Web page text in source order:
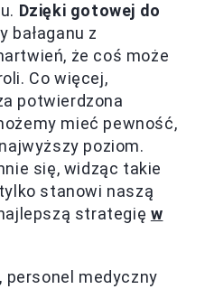
Dzięki gotowej do
bałaganu z
że coś może
Co więcej,
potwierdzona
mieć pewność,
poziom.
się, widząc takie
stanowi naszą
strategię w
personel medyczny